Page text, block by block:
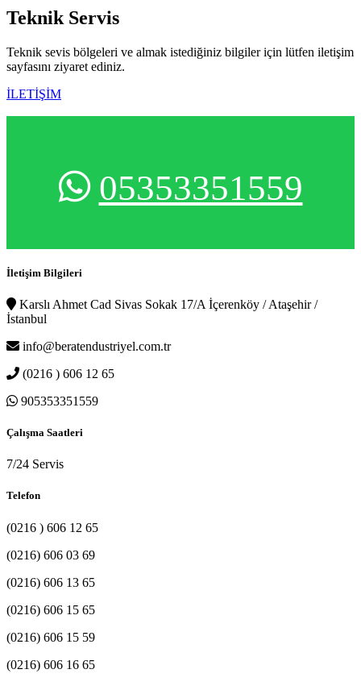
Teknik Servis
Teknik sevis bölgeleri ve almak istediğiniz bilgiler için lütfen iletişim
sayfasını ziyaret ediniz.
İLETİŞİM
05353351559
İletişim Bilgileri
Karslı Ahmet Cad Sivas Sokak 17/A İçerenköy / Ataşehir /
İstanbul
info@beratendustriyel.com.tr
(0216 ) 606 12 65
905353351559
Çalışma Saatleri
7/24 Servis
Telefon
(0216 ) 606 12 65
(0216) 606 03 69
(0216) 606 13 65
(0216) 606 15 65
(0216) 606 15 59
(0216) 606 16 65